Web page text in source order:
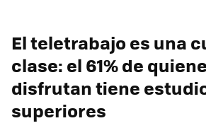
El teletrabajo es una
clase: el 61% de
disfrutan tiene
superiores